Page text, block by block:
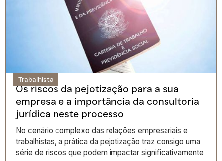
Trabalhista
Os riscos da pejotização para a sua
empresa e a importância da consultoria
jurídica neste processo
No cenário complexo das relações empresariais e
trabalhistas, a prática da pejotização traz consigo uma
série de riscos que podem impactar significativamente